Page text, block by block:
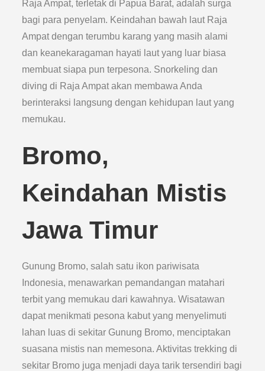
Raja Ampat, terletak di Papua Barat, adalah surga
bagi para penyelam. Keindahan bawah laut Raja
Ampat dengan terumbu karang yang masih alami
dan keanekaragaman hayati laut yang luar biasa
membuat siapa pun terpesona. Snorkeling dan
diving di Raja Ampat akan membawa Anda
berinteraksi langsung dengan kehidupan laut yang
memukau.
Bromo,
Keindahan Mistis
Jawa Timur
Gunung Bromo, salah satu ikon pariwisata
Indonesia, menawarkan pemandangan matahari
terbit yang memukau dari kawahnya. Wisatawan
dapat menikmati pesona kabut yang menyelimuti
lahan luas di sekitar Gunung Bromo, menciptakan
suasana mistis nan memesona. Aktivitas trekking di
sekitar Bromo juga menjadi daya tarik tersendiri bagi